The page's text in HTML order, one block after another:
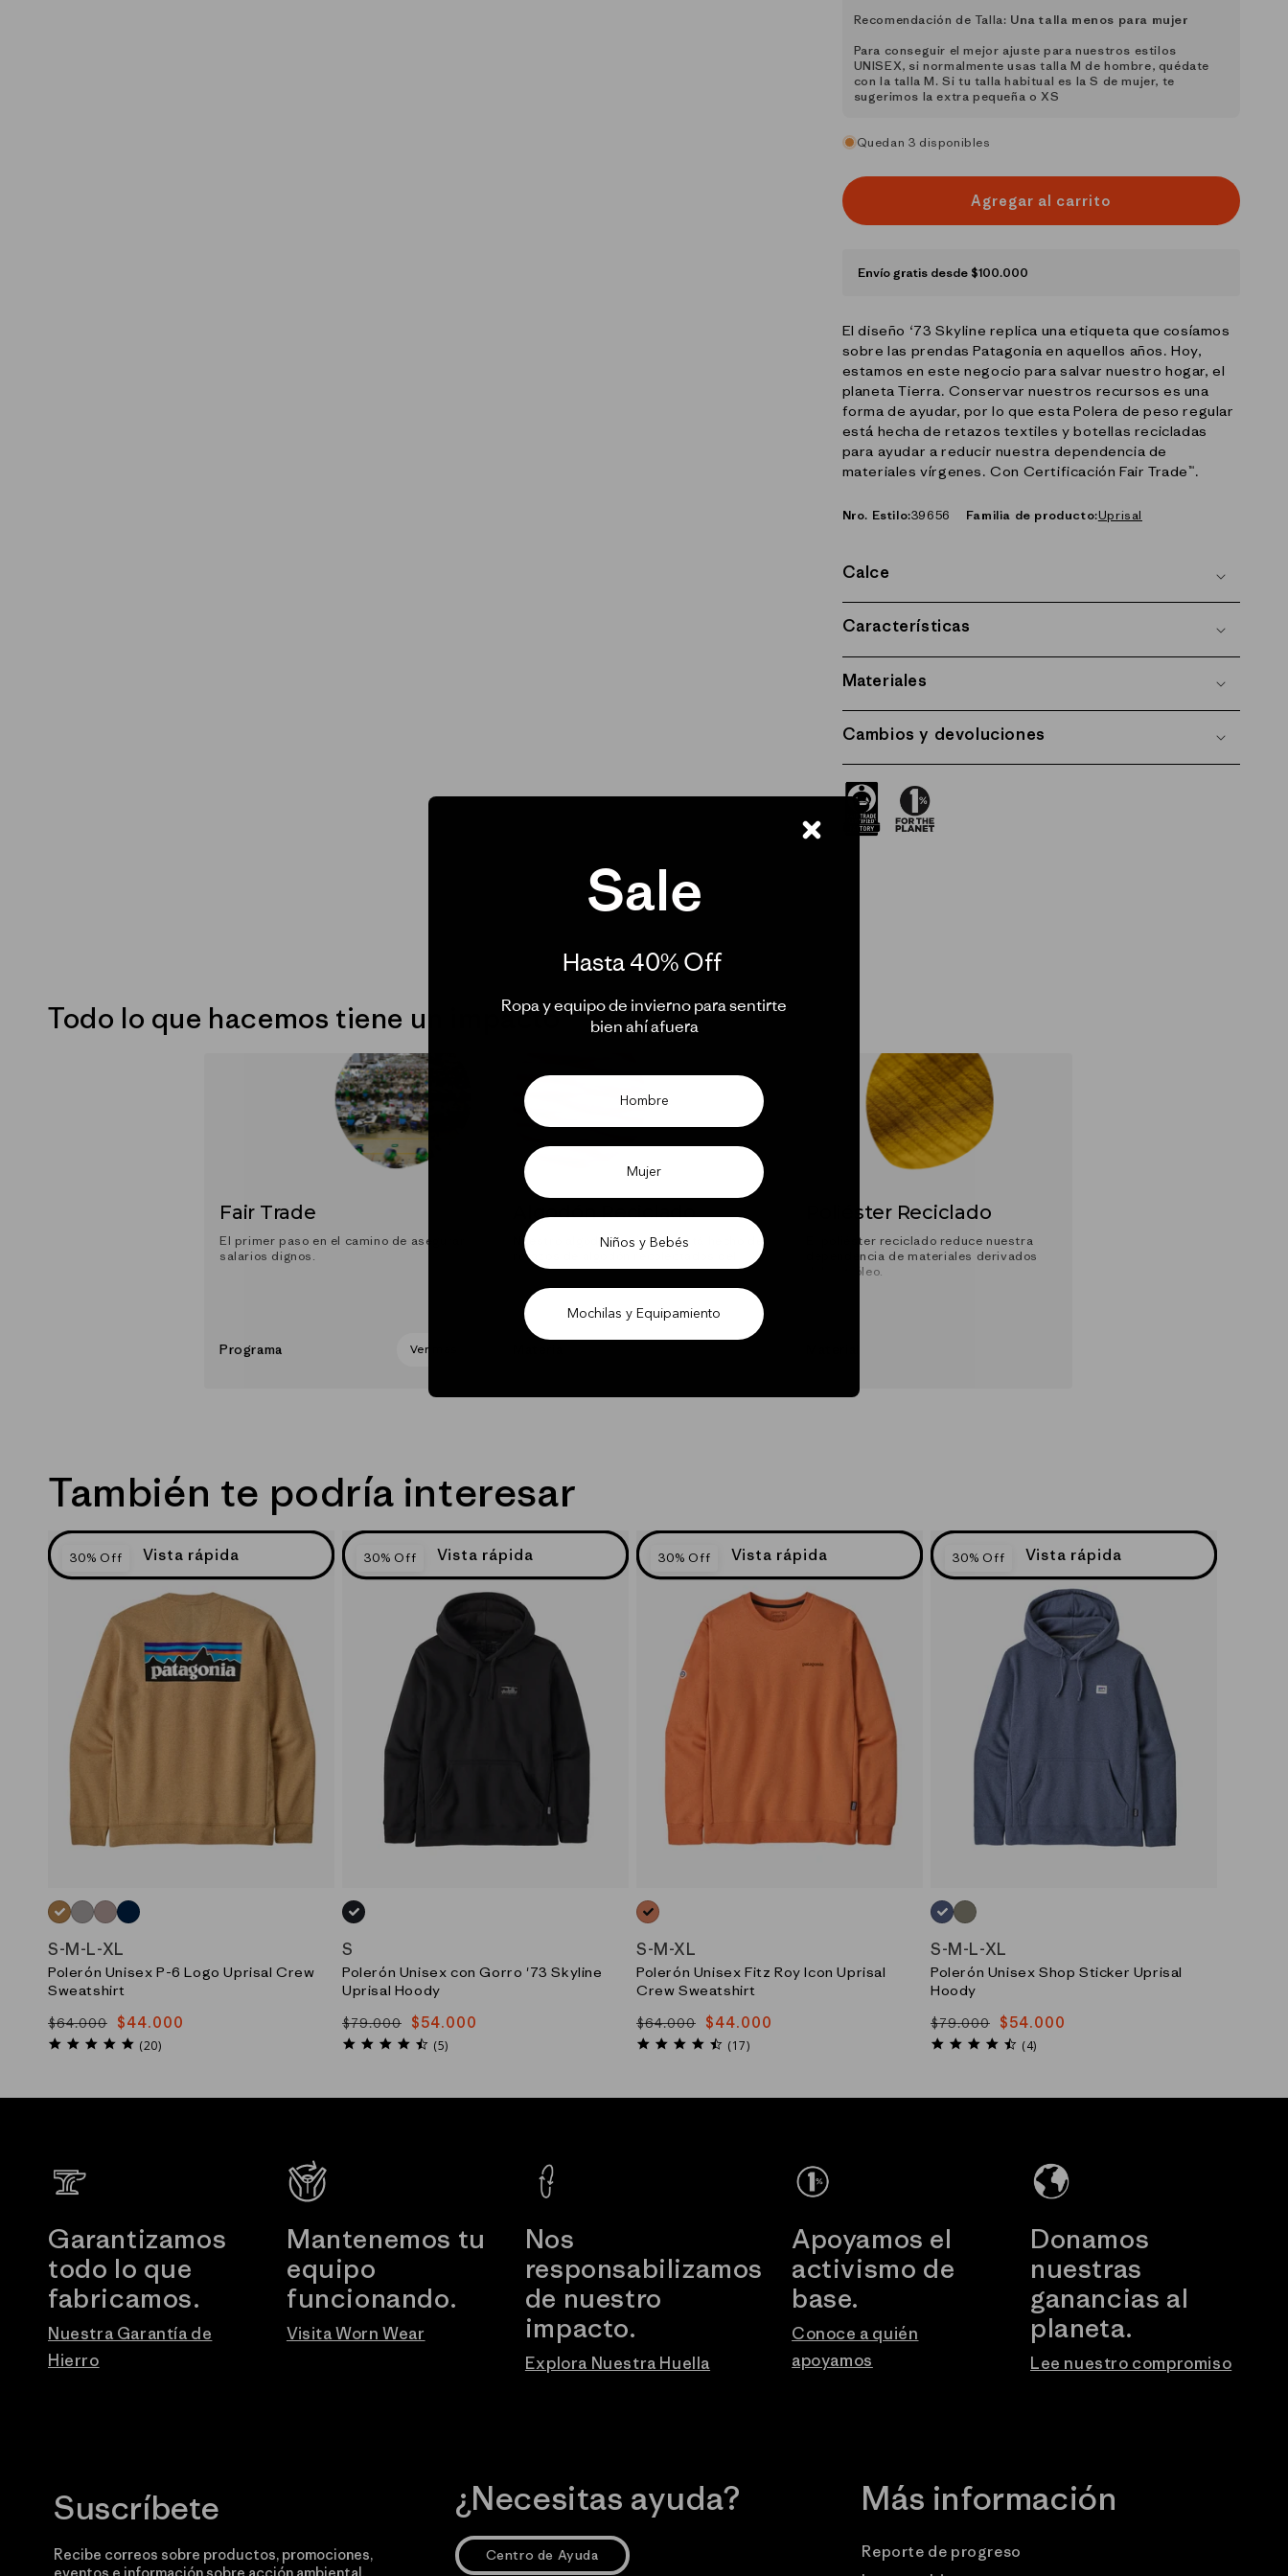
Recomendación de Talla: Una talla menos para mujer
Para conseguir el mejor ajuste para nuestros estilos
UNISEX, si normalmente usas talla M de hombre, quédate
con la talla M. Si tu talla habitual es la S de mujer, te
sugerimos la extra pequeña o XS
Quedan 3 disponibles
Agregar al carrito
Envío gratis desde $100.000
El diseño ‘73 Skyline replica una etiqueta que cosíamos
sobre las prendas Patagonia en aquellos años. Hoy,
estamos en este negocio para salvar nuestro hogar, el
planeta Tierra. Conservar nuestros recursos es una
forma de ayudar, por lo que esta Polera de peso regular
está hecha de retazos textiles y botellas recicladas
para ayudar a reducir nuestra dependencia de
materiales vírgenes. Con Certificación Fair Trade™.
Nro. Estilo:39656 Familia de producto:Uprisal
Calce
Características
Materiales
Cambios y devoluciones
Todo lo que hacemos tiene un impacto
Fair Trade
El primer paso en el camino de asegurar
salarios dignos.
Programa Ver más
Algodón Reciclado
Nuestro algodón reciclado está hecho de
retazos de algodón recolectados del
piso.
Poliéster Reciclado
El poliéster reciclado reduce nuestra
dependencia de materiales derivados
del petróleo.
También te podría interesar
30% Off Vista rápida
AMARILLO_(TNGO)
GRIS_(GLH)
MORADO_(STYM)
AZUL_(NENA)
S-M-L-XL
Polerón Unisex P-6 Logo Uprisal Crew
Sweatshirt
Precio
habitual
$64.000
Precio
de
$44.000
4.8
(20)
30% Off Vista rápida
NEGRO_(INBK)
S
Polerón Unisex con Gorro '73 Skyline
Uprisal Hoody
Precio
habitual
$79.000
Precio
de
$54.000
4.4
(5)
30% Off Vista rápida
NARANJO_(RKML)
S-M-XL
Polerón Unisex Fitz Roy Icon Uprisal
Crew Sweatshirt
Precio
habitual
$64.000
Precio
de
$44.000
4.7
(17)
30% Off Vista rápida
AZUL_(CUBL)
VERDE_(RVGN)
S-M-L-XL
Polerón Unisex Shop Sticker Uprisal
Hoody
Precio
habitual
$79.000
Precio
de
$54.000
4.3
(4)
Garantizamos
todo lo que
fabricamos.
Nuestra Garantía de
Hierro
Mantenemos tu
equipo
funcionando.
Visita Worn Wear
Nos
responsabilizamos
de nuestro
impacto.
Explora Nuestra Huella
Apoyamos el
activismo de
base.
Conoce a quién
apoyamos
Donamos
nuestras
ganancias al
planeta.
Lee nuestro compromiso
Suscríbete
Recibe correos sobre productos, promociones,
eventos e información sobre acción ambiental.
¿Necesitas ayuda?
Centro de Ayuda
Más información
Reporte de progreso
Sale
Hasta 40% Off ​
Ropa y equipo de invierno para sentirte
bien ahí afuera​
Hombre
Mujer
Niños y Bebés
Mochilas y Equipamiento